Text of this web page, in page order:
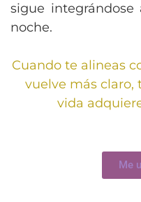
sigue
noche.
Cuando te alineas
vuelve más claro,
vida
Me